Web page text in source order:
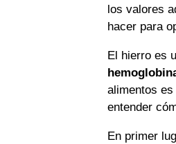
los valores
hacer para
El hierro es
alimentos
entender
En primer